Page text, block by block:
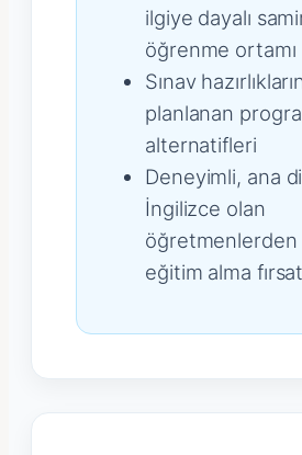
ilgiye dayalı
öğrenme ortamı
Sınav
planlanan
alternatifleri
Deneyimli, ana
İngilizce olan
öğretmenlerden
eğitim alma